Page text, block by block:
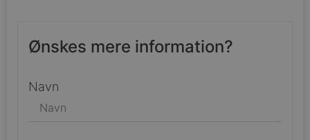
Ønskes mere information?
Navn